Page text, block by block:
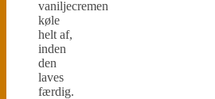
vaniljecremen
køle
helt af,
inden
den
laves
færdig.